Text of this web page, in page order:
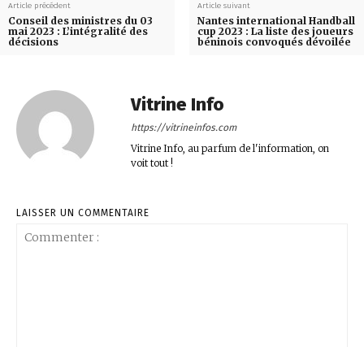
Article précédent
Conseil des ministres du 03
mai 2023 : L’intégralité des
décisions
Article suivant
Nantes international Handball
cup 2023 : La liste des joueurs
béninois convoqués dévoilée
Vitrine Info
https://vitrineinfos.com
Vitrine Info, au parfum de l'information, on
voit tout !
LAISSER UN COMMENTAIRE